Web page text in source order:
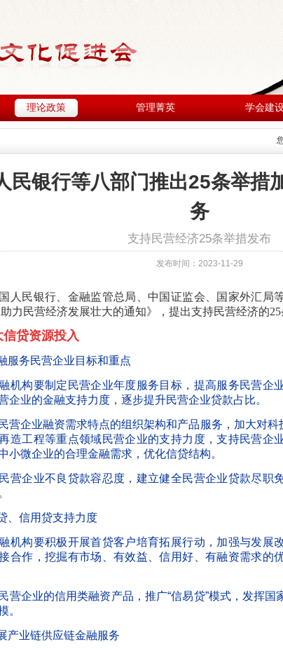
理论政策 管理菁英 学会建
民银行等八部门推出25条举措
务
支持民营经济25条举措发布
发布时间：2023-11-29
人民银行、金融监管总局、中国证监会、国家外汇局
力民营经济发展壮大的通知》，提出支持民营经济的25
贷资源投入
服务民营企业目标和重点
机构要制定民营企业年度服务目标，提高服务民营企
企业的金融支持力度，逐步提升民营企业贷款占比。
营企业融资需求特点的组织架构和产品服务，加大对科
造工程等重点领域民营企业的支持力度，支持民营企
小微企业的合理金融需求，优化信贷结构。
营企业不良贷款容忍度，建立健全民营企业贷款尽职
、信用贷支持力度
机构要积极开展首贷客户培育拓展行动，加强与发展
合作，挖掘有市场、有效益、信用好、有融资需求的
营企业的信用类融资产品，推广“信易贷”模式，发挥
。
产业链供应链金融服务